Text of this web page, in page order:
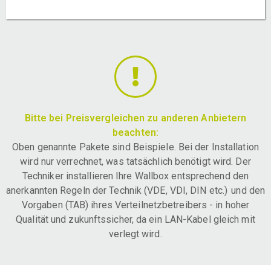
Bitte bei Preisvergleichen zu anderen Anbietern
beachten:
Oben genannte Pakete sind Beispiele. Bei der Installation
wird nur verrechnet, was tatsächlich benötigt wird. Der
Techniker installieren Ihre Wallbox entsprechend den
anerkannten Regeln der Technik (VDE, VDI, DIN etc.) und den
Vorgaben (TAB) ihres Verteilnetzbetreibers - in hoher
Qualität und zukunftssicher, da ein LAN-Kabel gleich mit
verlegt wird.